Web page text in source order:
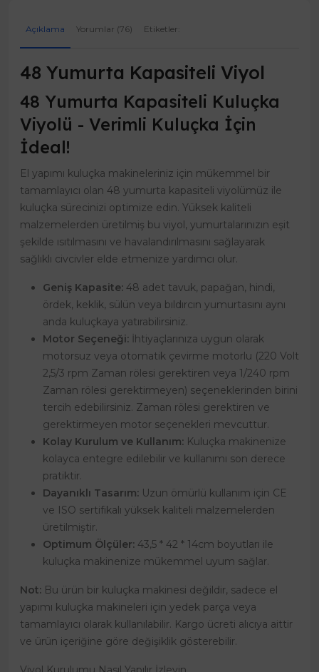
Açıklama Yorumlar (76) Etiketler:
48 Yumurta Kapasiteli Viyol
48 Yumurta Kapasiteli Kuluçka
Viyolü - Verimli Kuluçka İçin
İdeal!
El yapımı kuluçka makineleriniz için mükemmel bir
tamamlayıcı olan 48 yumurta kapasiteli viyolümüz ile
kuluçka sürecinizi optimize edin. Yüksek kaliteli
malzemelerden üretilmiş bu viyol, yumurtalarınızın eşit
şekilde ısıtılmasını ve havalandırılmasını sağlayarak
sağlıklı civcivler elde etmenize yardımcı olur.
Geniş Kapasite: 48 adet tavuk, papağan, hindi,
ördek, keklik, sülün veya bıldırcın yumurtasını aynı
anda kuluçkaya yatırabilirsiniz.
Motor Seçeneği: İhtiyaçlarınıza uygun olarak
motorsuz veya otomatik çevirme motorlu (220 Volt
2,5/3 rpm Zaman rölesi gerektiren veya 1/240 rpm
Zaman rölesi gerektirmeyen) seçeneklerinden birini
tercih edebilirsiniz. Zaman rölesi gerektiren ve
gerektirmeyen motor seçenekleri mevcuttur.
Kolay Kurulum ve Kullanım: Kuluçka makinenize
kolayca entegre edilebilir ve kullanımı son derece
pratiktir.
Dayanıklı Tasarım: Uzun ömürlü kullanım için CE
ve ISO sertifikalı yüksek kaliteli malzemelerden
üretilmiştir.
Optimum Ölçüler: 43,5 * 42 * 14cm boyutları ile
kuluçka makinenize mükemmel uyum sağlar.
Not: Bu ürün bir kuluçka makinesi değildir, sadece el
yapımı kuluçka makineleri için yedek parça veya
tamamlayıcı olarak kullanılabilir. Kargo ücreti alıcıya aittir
ve ürün içeriğine göre değişiklik gösterebilir.